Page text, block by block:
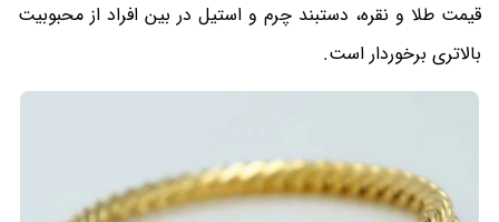
قیمت طلا و نقره، دستبند چرم و استیل در بین افراد از محبوبیت
بالاتری برخوردار است.